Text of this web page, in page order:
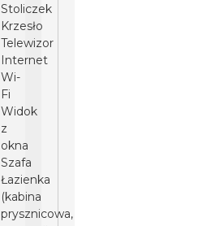
Stoliczek
Krzesło
Telewizor
Internet
Wi-
Fi
Widok
z
okna
Szafa
Łazienka
(kabina
prysznicowa,